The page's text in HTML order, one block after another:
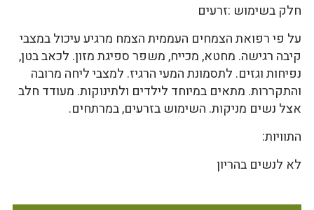
חלק בשימוש :זרעים
על פי רפואת הצמחים העממית הצמח מרגיע עיכול במצבי
קיבה רגישה. מחטא, מכייח, משפר ספיגת מזון. לכאב בטן,
נפיחות וגזים. לתסמונת המעי הרגיז. למצבי ליחה מרובה
והתקררות. מתאים במיוחד לילדים ולתינוקות. מעודד חלב
אצל נשים מניקות. השימוש בזרעים, במרתחים.
התוויות:
לא לנשים בהריון